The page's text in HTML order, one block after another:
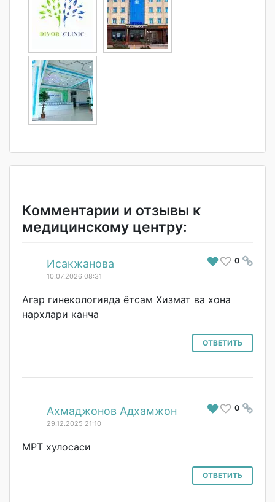
Комментарии и отзывы к
медицинскому центру:
# 0
Исакжанова
10.07.2026 08:31
Агар гинекологияда ётсам Хизмат ва хона
нархлари канча
ОТВЕТИТЬ
# 0
Ахмаджонов Адхамжон
29.12.2025 21:10
МРТ хулосаси
ОТВЕТИТЬ